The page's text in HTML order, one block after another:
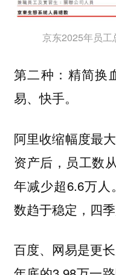
京东2025年员工
第二种：精简换
易、快手。
阿里收缩幅度最
资产后，员工数
年减少超6.6万
数趋于稳定，四
百度、网易是更